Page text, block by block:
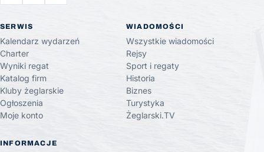
SERWIS
Kalendarz wydarzeń
Charter
Wyniki regat
Katalog firm
Kluby żeglarskie
Ogłoszenia
Moje konto
WIADOMOŚCI
Wszystkie wiadomości
Rejsy
Sport i regaty
Historia
Biznes
Turystyka
Żeglarski.TV
INFORMACJE